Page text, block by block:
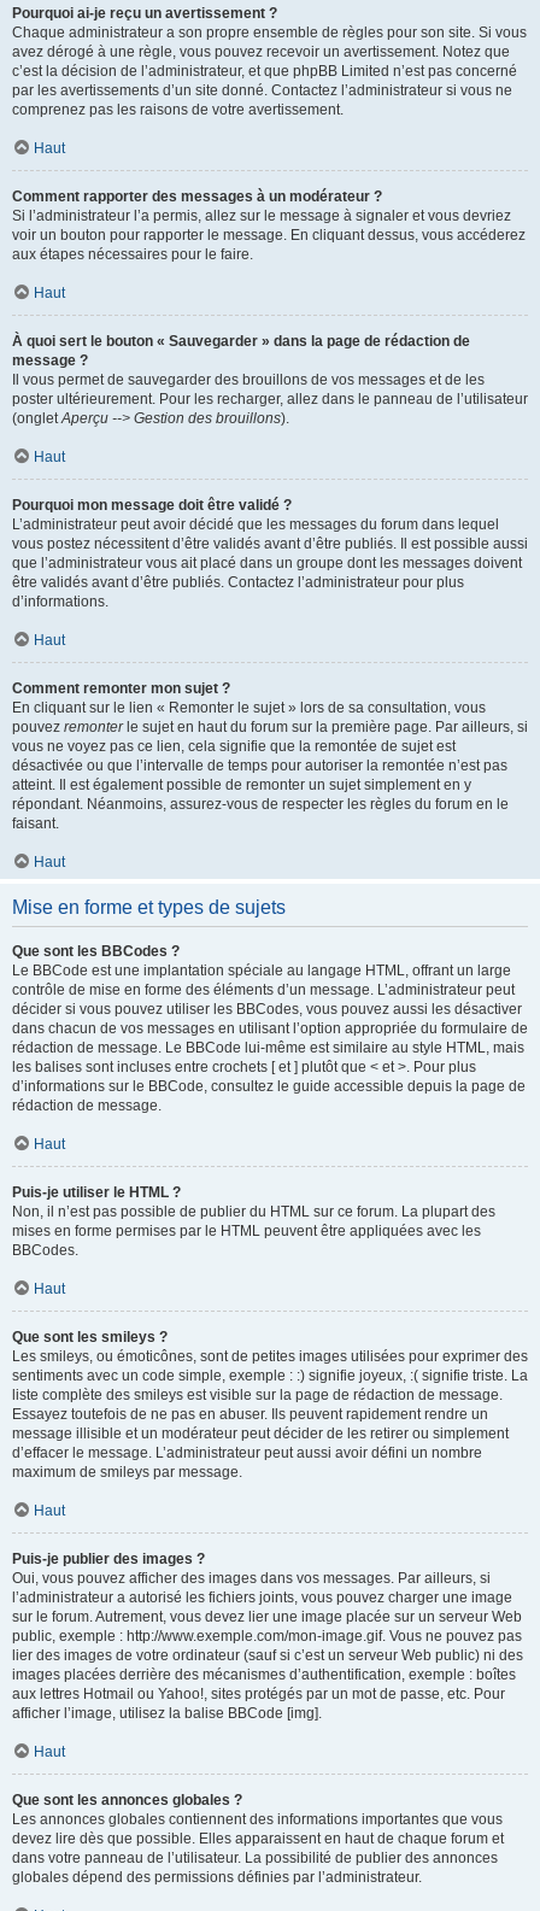
Pourquoi ai-je reçu un avertissement ?
Chaque administrateur a son propre ensemble de règles pour son site. Si vous
avez dérogé à une règle, vous pouvez recevoir un avertissement. Notez que
c’est la décision de l’administrateur, et que phpBB Limited n’est pas concerné
par les avertissements d’un site donné. Contactez l’administrateur si vous ne
comprenez pas les raisons de votre avertissement.
Haut
Comment rapporter des messages à un modérateur ?
Si l’administrateur l’a permis, allez sur le message à signaler et vous devriez
voir un bouton pour rapporter le message. En cliquant dessus, vous accéderez
aux étapes nécessaires pour le faire.
Haut
À quoi sert le bouton « Sauvegarder » dans la page de rédaction de
message ?
Il vous permet de sauvegarder des brouillons de vos messages et de les
poster ultérieurement. Pour les recharger, allez dans le panneau de l’utilisateur
(ongletAperçu --> Gestion des brouillons).
Haut
Pourquoi mon message doit être validé ?
L’administrateur peut avoir décidé que les messages du forum dans lequel
vous postez nécessitent d’être validés avant d’être publiés. Il est possible aussi
que l’administrateur vous ait placé dans un groupe dont les messages doivent
être validés avant d’être publiés. Contactez l’administrateur pour plus
d’informations.
Haut
Comment remonter mon sujet ?
En cliquant sur le lien « Remonter le sujet » lors de sa consultation, vous
pouvez remonterle sujet en haut du forum sur la première page. Par ailleurs, si
vous ne voyez pas ce lien, cela signifie que la remontée de sujet est
désactivée ou que l’intervalle de temps pour autoriser la remontée n’est pas
atteint. Il est également possible de remonter un sujet simplement en y
répondant. Néanmoins, assurez-vous de respecter les règles du forum en le
faisant.
Haut
Mise en forme et types de sujets
Que sont les BBCodes ?
Le BBCode est une implantation spéciale au langage HTML, offrant un large
contrôle de mise en forme des éléments d’un message. L’administrateur peut
décider si vous pouvez utiliser les BBCodes, vous pouvez aussi les désactiver
dans chacun de vos messages en utilisant l’option appropriée du formulaire de
rédaction de message. Le BBCode lui-même est similaire au style HTML, mais
les balises sont incluses entre crochets [ et ] plutôt que < et >. Pour plus
d’informations sur le BBCode, consultez le guide accessible depuis la page de
rédaction de message.
Haut
Puis-je utiliser le HTML ?
Non, il n’est pas possible de publier du HTML sur ce forum. La plupart des
mises en forme permises par le HTML peuvent être appliquées avec les
BBCodes.
Haut
Que sont les smileys ?
Les smileys, ou émoticônes, sont de petites images utilisées pour exprimer des
sentiments avec un code simple, exemple : :) signifie joyeux, :( signifie triste. La
liste complète des smileys est visible sur la page de rédaction de message.
Essayez toutefois de ne pas en abuser. Ils peuvent rapidement rendre un
message illisible et un modérateur peut décider de les retirer ou simplement
d’effacer le message. L’administrateur peut aussi avoir défini un nombre
maximum de smileys par message.
Haut
Puis-je publier des images ?
Oui, vous pouvez afficher des images dans vos messages. Par ailleurs, si
l’administrateur a autorisé les fichiers joints, vous pouvez charger une image
sur le forum. Autrement, vous devez lier une image placée sur un serveur Web
public, exemple : http://www.exemple.com/mon-image.gif. Vous ne pouvez pas
lier des images de votre ordinateur (sauf si c’est un serveur Web public) ni des
images placées derrière des mécanismes d’authentification, exemple : boîtes
aux lettres Hotmail ou Yahoo!, sites protégés par un mot de passe, etc. Pour
afficher l’image, utilisez la balise BBCode [img].
Haut
Que sont les annonces globales ?
Les annonces globales contiennent des informations importantes que vous
devez lire dès que possible. Elles apparaissent en haut de chaque forum et
dans votre panneau de l’utilisateur. La possibilité de publier des annonces
globales dépend des permissions définies par l’administrateur.